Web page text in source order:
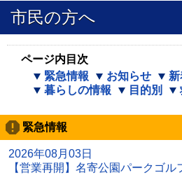
市民の方へ
ページ内目次
緊急情報
お知らせ
暮らしの情報
目的別
緊急情報
2026年08月03日
【営業再開】名寄公園パークゴル